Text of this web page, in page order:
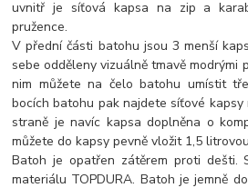
uvnitř je síťová kapsa na zip a
pružence.
V přední části batohu jsou 3 menší
sebe odděleny vizuálně tmavě modrými
nim můžete na čelo batohu umístit
bocích batohu pak najdete síťové
straně je navíc kapsa doplněna o
můžete do kapsy pevně vložit 1,5
Batoh je opatřen zátěrem proti dešti.
materiálu TOPDURA. Batoh je jemně